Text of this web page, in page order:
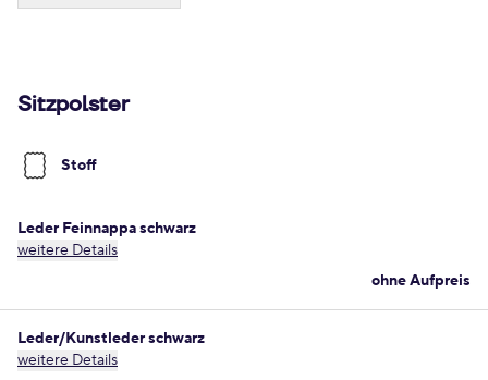
Sitzpolster
Stoff
Leder Feinnappa schwarz
weitere Details
ohne Aufpreis
Leder/Kunstleder schwarz
weitere Details